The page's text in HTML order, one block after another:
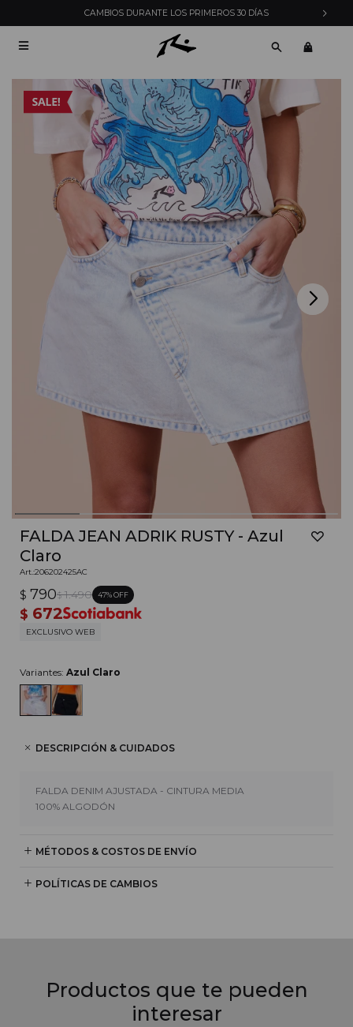
CAMBIOS DURANTE LOS PRIMEROS 30 DÍAS

FALDA JEAN ADRIK RUSTY - Azul
Claro
206202425AC
$ 790$ 1.490 47
$ 672
EXCLUSIVO WEB
Variantes: Azul Claro
DESCRIPCIÓN & CUIDADOS
FALDA DENIM AJUSTADA - CINTURA MEDIA
100% ALGODÓN
MÉTODOS & COSTOS DE ENVÍO
POLÍTICAS DE CAMBIOS
Productos que te pueden
interesar